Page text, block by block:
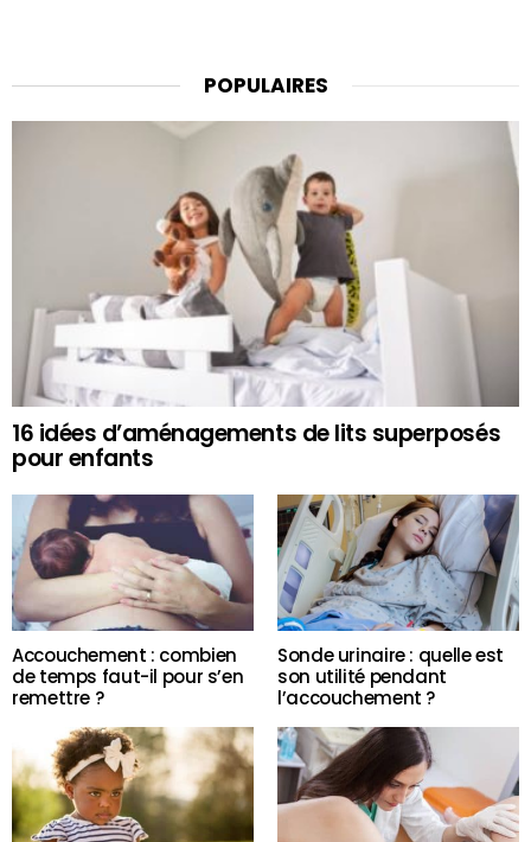
POPULAIRES
16 idées d’aménagements de lits superposés
pour enfants
Accouchement : combien
de temps faut-il pour s’en
remettre ?
Sonde urinaire : quelle est
son utilité pendant
l’accouchement ?